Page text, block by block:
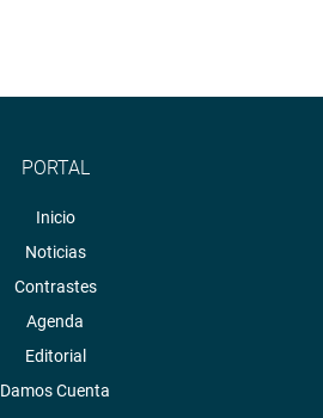
PORTAL
Inicio
Noticias
Contrastes
Agenda
Editorial
Damos Cuenta